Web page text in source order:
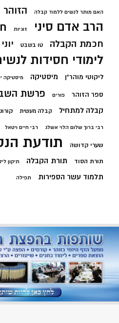
האם מותר לנשים ללמוד קבלה הזוהר
הרב אדם סיני זוגיות
חכמת הקבלה טו בשבט
לימודי חסידות
ליקוטי מוהר"ן מיסטיקה מיסטיקה
ספר הזוהר פורים פרשת
קבלה למתחיל קבלה מעשית
רבי ברוך שלום הלוי אשלג רבי חיים ויטאל
שערי קדושה תודעת
תורת הסוד תורת הקבלה תיקון
תלמוד עשר הספירות תפילה